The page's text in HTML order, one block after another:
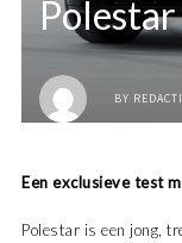
BY
Een exclusieve test
Polestar is een jong,